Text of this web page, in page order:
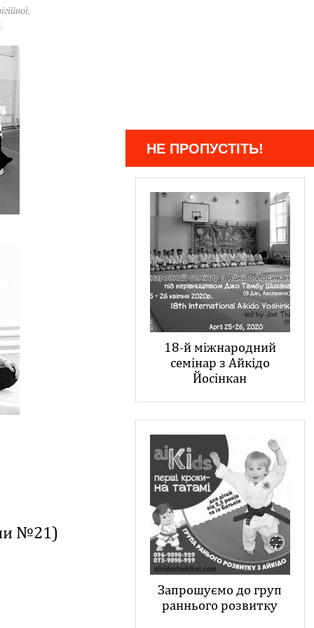
№21)
НЕ ПРОПУСТІТЬ!
18-й міжнародний
семінар з Айкідо
Йосінкан
Запрошуємо до груп
раннього розвитку